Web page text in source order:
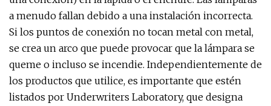
a menudo fallan debido a una instalación incorrecta.
Si los puntos de conexión no tocan metal con metal,
se crea un arco que puede provocar que la lámpara se
queme o incluso se incendie. Independientemente de
los productos que utilice, es importante que estén
listados por Underwriters Laboratory, que designa